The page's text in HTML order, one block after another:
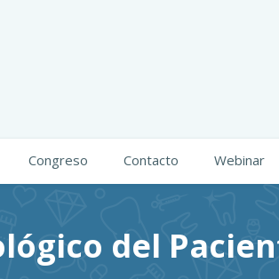
Congreso Contacto Webinar
del